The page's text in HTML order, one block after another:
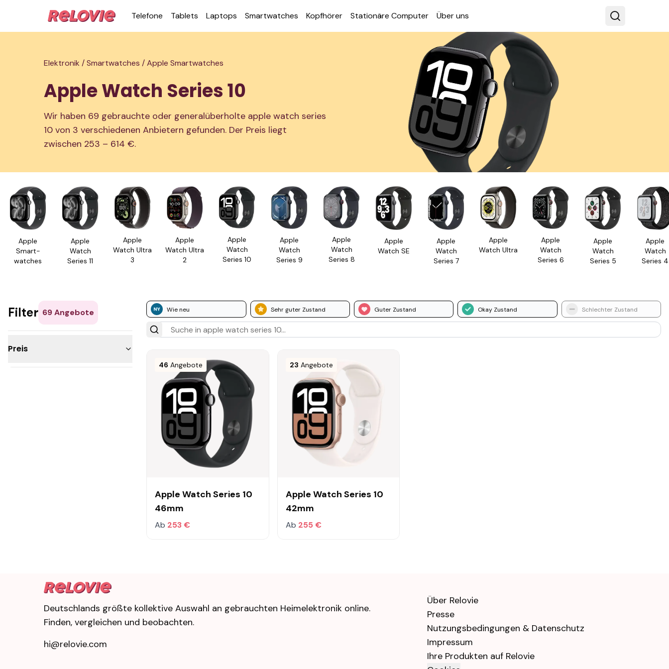
Telefone Tablets Laptops Smart­watches Kopf­hörer Station­äre Computer Über uns
Elektronik /Smartwatches /Apple Smartwatches
Apple Watch Series 10
Wir haben 69 gebrauchte oder generalüberholte apple watch series
10 von 3 verschiedenen Anbietern gefunden. Der Preis liegt
zwischen 253 – 614 €.
Apple
Smart­
watches
Apple
Watch
Series 11
Apple
Watch Ultra
3
Apple
Watch Ultra
2
Apple
Watch
Series 10
Apple
Watch
Series 9
Apple
Watch
Series 8
Apple
Watch SE
Apple
Watch
Series 7
Apple
Watch Ultra
Apple
Watch
Series 6
Apple
Watch
Series 5
Apple
Watch
Series 4
Wie neu Sehr guter Zustand Guter Zustand Okay Zustand Schlechter Zustand
Filter 69Angebote
Preis
46 Angebote
Apple Watch Series 10
46mm
Ab 253 €
23 Angebote
Apple Watch Series 10
42mm
Ab 255 €
Deutschlands größte kollektive Auswahl an gebrauchten Heimelektronik online.
Finden, vergleichen und beobachten.
hi@relovie.com
Über Relovie
Presse
Nutzungsbedingungen & Datenschutz
Impressum
Ihre Produkten auf Relovie